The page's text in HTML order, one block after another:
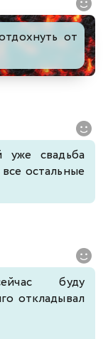
от
свадьба
остальные
буду
откладывал